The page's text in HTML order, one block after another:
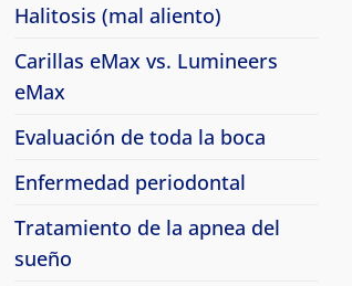
Halitosis (mal aliento)
Carillas eMax vs. Lumineers
eMax
Evaluación de toda la boca
Enfermedad periodontal
Tratamiento de la apnea del
sueño